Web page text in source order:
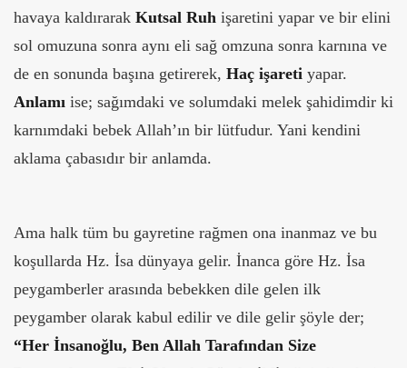
havaya kaldırarak Kutsal Ruh işaretini yapar ve bir elini
sol omuzuna sonra aynı eli sağ omzuna sonra karnına ve
de en sonunda başına getirerek, Haç işareti yapar.
Anlamı ise; sağımdaki ve solumdaki melek şahidimdir ki
karnımdaki bebek Allah’ın bir lütfudur. Yani kendini
aklama çabasıdır bir anlamda.
Ama halk tüm bu gayretine rağmen ona inanmaz ve bu
koşullarda Hz. İsa dünyaya gelir. İnanca göre Hz. İsa
peygamberler arasında bebekken dile gelen ilk
peygamber olarak kabul edilir ve dile gelir şöyle der;
“Her İnsanoğlu, Ben Allah Tarafından Size